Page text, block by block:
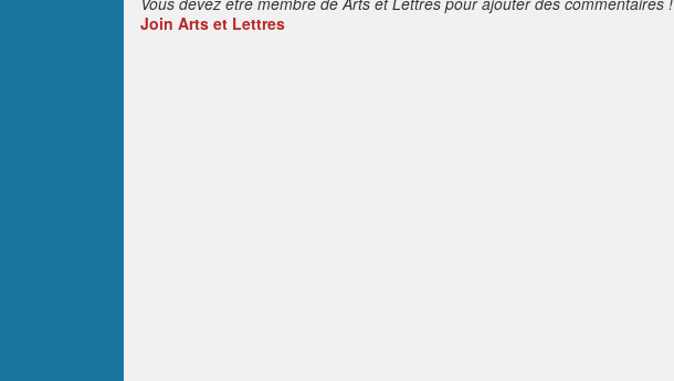
Join Arts et Lettres